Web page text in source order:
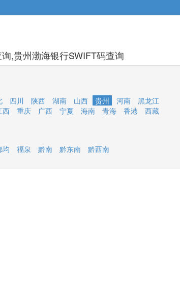
,贵州渤海银行SWIFT码查询
四川 陕西 湖南 山西 贵州 河南
黑龙江
西 重庆 广西 宁夏 海南 青海 香港
西藏
均 福泉 黔南 黔东南 黔西南